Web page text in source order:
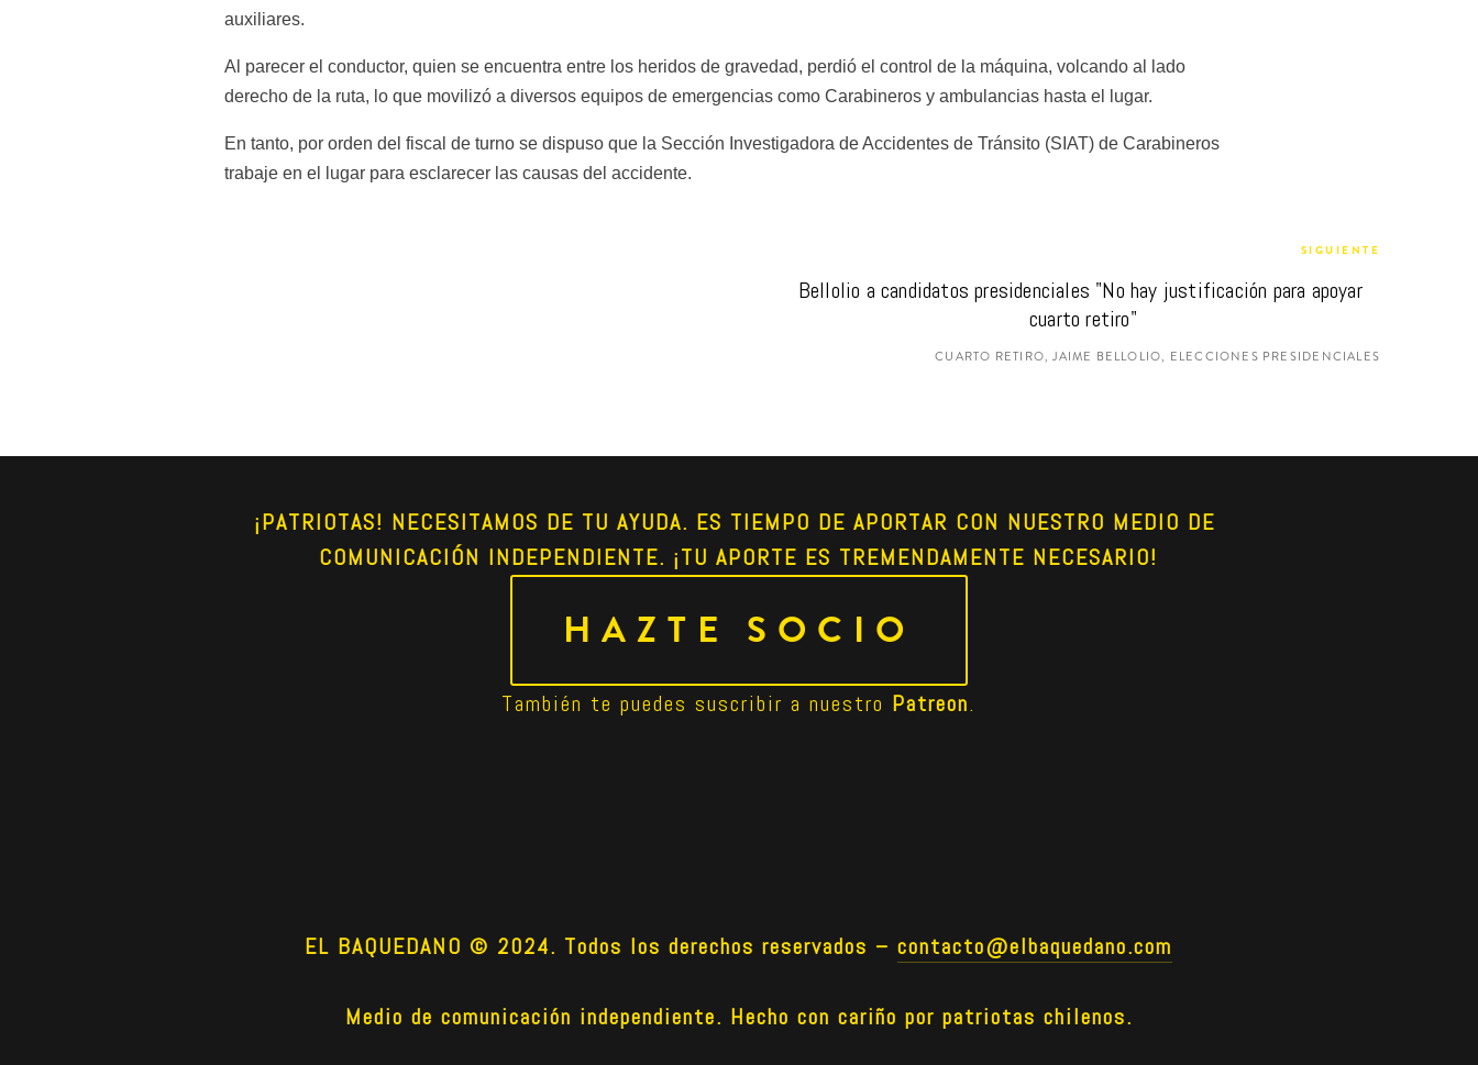
auxiliares.
Al parecer el conductor, quien se encuentra entre los heridos de gravedad, perdió el control de la máquina, volcando al lado
derecho de la ruta, lo que movilizó a diversos equipos de emergencias como Carabineros y ambulancias hasta el lugar.
En tanto, por orden del fiscal de turno se dispuso que la Sección Investigadora de Accidentes de Tránsito (SIAT) de Carabineros
trabaje en el lugar para esclarecer las causas del accidente.
SIGUIENTE
Bellolio a candidatos presidenciales "No hay justificación para apoyar
cuarto retiro"
CUARTO RETIRO, JAIME BELLOLIO, ELECCIONES PRESIDENCIALES
¡PATRIOTAS! NECESITAMOS DE TU AYUDA. ES TIEMPO DE APORTAR CON NUESTRO MEDIO DE
COMUNICACIÓN INDEPENDIENTE. ¡TU APORTE ES TREMENDAMENTE NECESARIO!
HAZTE SOCIO
También te puedes suscribir a nuestro Patreon.
EL BAQUEDANO © 2024. Todos los derechos reservados – contacto@elbaquedano.com
Medio de comunicación independiente. Hecho con cariño por patriotas chilenos.